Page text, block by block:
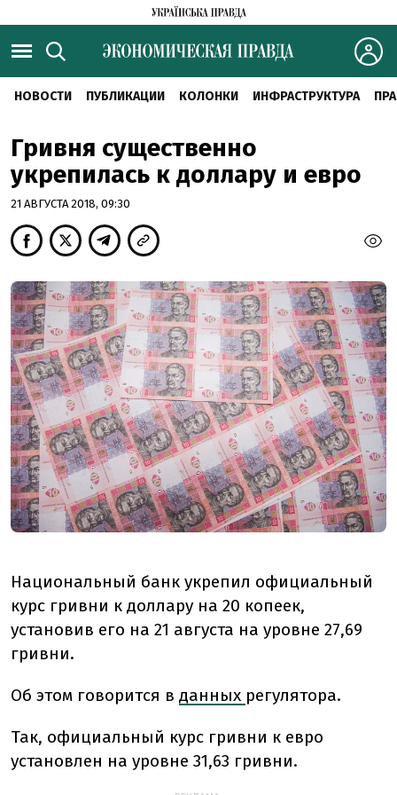
НОВОСТИ ПУБЛИКАЦИИ КОЛОНКИ ИНФРАСТРУКТУРА
Гривня существенно
укрепилась к доллару и евро
21 АВГУСТА 2018, 09:30
Национальный банк укрепил официальный
курс гривни к доллару на 20 копеек,
установив его на 21 августа на уровне 27,69
гривни.
Об этом говорится в данных регулятора.
Так, официальный курс гривни к евро
установлен на уровне 31,63 гривни.